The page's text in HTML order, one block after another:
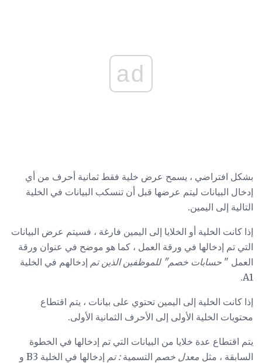
ad
بشكل افتراضي ، يسمح عرض خلية فقط ثمانية أحرف من أي
إدخال البيانات ليتم عرضها قبل أن تنسكب البيانات في الخلية
التالية إلى اليمين.
إذا كانت الخلية أو الخلايا إلى اليمين فارغة ، فسيتم عرض البيانات
التي تم إدخالها في ورقة العمل ، كما هو موضح في عنوان ورقة
العمل " حسابات خصم" للموظفين الذين تم إدخالهم في الخلية
A1.
إذا كانت الخلية إلى اليمين تحتوي على بيانات ، يتم اقتطاع
محتويات الخلية الأولى إلى الأحرف الثمانية الأولى.
يتم اقتطاع عدة خلايا من البيانات التي تم إدخالها في الخطوة
السابقة ، مثل معدل خصم التسمية: تم إدخالها في الخلية B3 و